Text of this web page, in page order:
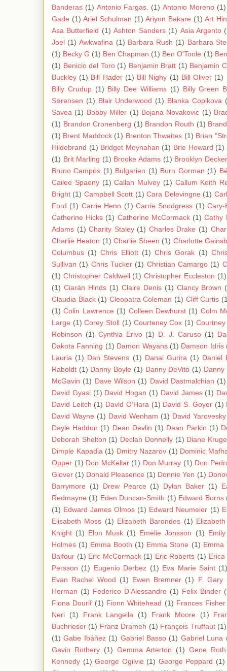
Banderas (1) Antonio Fargas. (1) Antonio Moreno (1)
Gade (1) Ariel Schulman (1) Ariyon Bakare (1) Art
Asa Butterfield (1) Ashton Sanders (1) Asia Argento
Joel
(1) Awkwafina (1) Barbara Rush (1) Barbara
(1) Becky G (1) Ben Chapman (1) Ben O'Toole (1)
(1) Benicio del Toro (1) Benjamin Bratt (1) Benjamin
Buckley (1) Bill Hader (1) Bill Nighy (1) Bill Oliver (1)
Billy Crudup (1) Billy Dee Williams (1)
Billy Green
Sørensen (1) Blair Underwood (1) Blanka Copikova
Savea (1) Bobby Miller (1) Bojana Novakovic (1)
(1) Brandon Cronenberg (1) Brandon Routh (1)
(1) Brent Maddock (1) Brenton Thwaites (1) Brian
Hildebrand (1) Bridget Moynahan (1) Brie Howard (1)
(1) Brit Marling (1) Brooke Adams (1) Brooklyn Decker
Bruno Campos (1) Bulgarien (1) Burn Gorman (1)
Cailee Spaeny (1) Callan Mulvey (1) Callum Keith
Bright (1) Campbell Scott (1) Cara Delevingne (1)
Ford (1) Carrie Henn (1) Carrie Snodgress (1) Cary-
Catherine Hicks (1) Catherine McCormack (1) Cathy
Adams (1) Charity Staley (1) Charles Drake (1)
Charlie Heaton (1) Charlie Sheen (1) Charlotte
Columbus (1) Chris Elliott (1) Chris Gorak (1)
Sullivan (1) Chris Tucker (1) Christian Camargo (1)
(1) Christopher Caldwell (1) Christopher Eccleston (1)
(1) Ciarán Hinds (1) Claire Denis (1) Clancy Brown
Claudia Black (1) Cleopatra Coleman (1) Cliff Curtis
(1) Colin Lawrence (1) Colleen Dewhurst (1) Colm
Large (1) Corey Stoll (1) Courteney Cox (1)
Robinson (1) Cynthia Erivo (1) D. J. Caruso (1)
Dakota Fanning (1) Damon Wayans (1) Damson Idris
Lauria (1) Dan Stevens (1) Danai Gurira (1) Daniel
Raboldt (1) Danny Boyle (1) Danny DeVito (1) Danny
McGavin (1) Dave Wilson (1) David Dastmalchian (1)
David Gyasi (1) David Hogan (1) David James (1)
David Leitch (1) David O’Hara (1) David S. Goyer (1)
David Wayne (1) David Wenham (1) David Yarovesky
Dayle Haddon (1) Dean Devlin (1) Dean Parkin (1)
Deborah Shelton (1) Declan Donnelly (1) Diane
Dimple Kapadia (1) Dmitry Nazarov (1) Dominic
Opper (1) Don McKellar (1) Don Murray (1) Don
Glover (1) Donald Pleasence (1) Donnie Yen (1)
Barrymore
(1) Drew Pearce (1) Dylan Baker (1)
Redmayne (1) Eden Duncan-Smith (1) Edward Burns
(1) Edward James Olmos (1) Edward Neumeier (1)
Elisabeth Moss (1) Elizabeth Barondes (1)
Knight (1) Elon Musk (1) Emelie Jonsson (1)
Holmes (1) Emma Booth (1) Emma Stone (1) Emma
Balfour (1) Eric McCormack (1) Eric Roberts (1)
Persson (1) Eugenio Derbez (1) Eva Marie Saint
Evan Rachel Wood
(1) Ewen Bremner (1)
F. Gary
Herman (1) Federico D’Alessandro (1) Felix Binder
Fiona Dourif (1) Fionn Whitehead (1) Frances Fisher
Neri
(1) Frank Langella (1) Frank Moore (1)
Buchrieser (1) Franz Drameh (1) François Truffaut (1)
(1) Gabe Ibáñez (1) Gabriel Basso (1) Gabriel Luna
Gavin Rothery
(1) Gemma Arterton (1)
Gene Roth
Kennedy (1) George Ogilvie (1) George Peppard (1)